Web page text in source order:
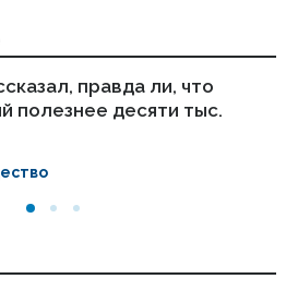
правда ли, что
полезнее десяти тыс.